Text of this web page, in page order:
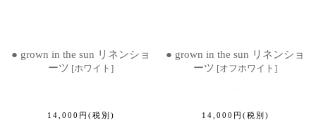
● grown in the sun リネンショ
ーツ [ホワイト ]
14,000 円 (税別)
● grown in the sun リネンショ
ーツ [オフホワイト ]
14,000 円 (税別)